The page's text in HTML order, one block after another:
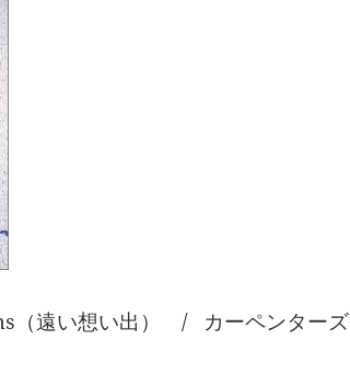
遠い想い出） / カーペンターズ